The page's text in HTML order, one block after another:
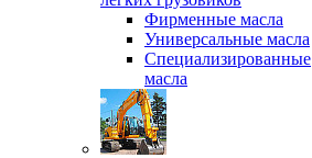
Фирменные масла
Универсальные масла
Специализированные
масла